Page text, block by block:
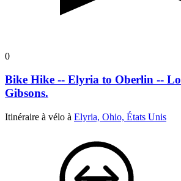
0
Bike Hike -- Elyria to Oberlin --
Gibsons.
Itinéraire à vélo à Elyria, Ohio, États Unis